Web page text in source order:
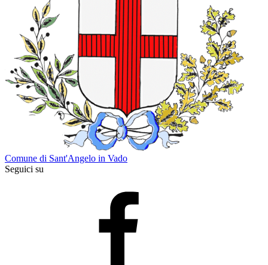
Comune di Sant'Angelo in Vado
Seguici su